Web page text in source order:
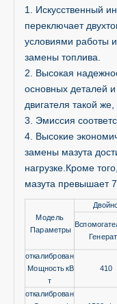
1. Искусственный
переключает
условиями работы
замены топлива.
2. Высокая
основных деталей
двигателя такой же,
3. Эмиссия
4. Высокие
замены мазута
нагрузке.Кроме
мазута превышает
Модель
Параметры
откалиброван
Мощность кВ
т
410
откалиброван